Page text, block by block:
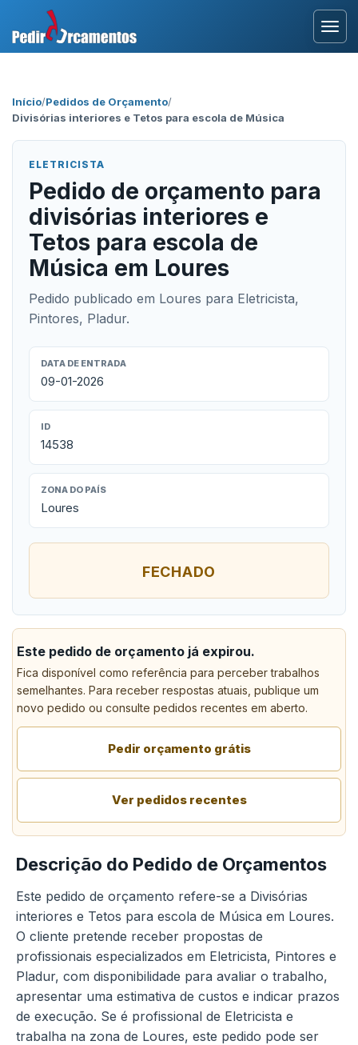
Início/Pedidos de Orçamento/
Divisórias interiores e Tetos para escola de Música
ELETRICISTA
Pedido de orçamento para
divisórias interiores e
Tetos para escola de
Música em Loures
Pedido publicado em Loures para Eletricista,
Pintores, Pladur.
DATA DE ENTRADA
09-01-2026
ID
14538
ZONA DO PAÍS
Loures
FECHADO
Este pedido de orçamento já expirou.
Fica disponível como referência para perceber trabalhos
semelhantes. Para receber respostas atuais, publique um
novo pedido ou consulte pedidos recentes em aberto.
Pedir orçamento grátis
Ver pedidos recentes
Descrição do Pedido de Orçamentos
Este pedido de orçamento refere-se a Divisórias
interiores e Tetos para escola de Música em Loures.
O cliente pretende receber propostas de
profissionais especializados em Eletricista, Pintores e
Pladur, com disponibilidade para avaliar o trabalho,
apresentar uma estimativa de custos e indicar prazos
de execução. Se é profissional de Eletricista e
trabalha na zona de Loures, este pedido pode ser
Área Profissional
Como Funciona?
Testemunhos